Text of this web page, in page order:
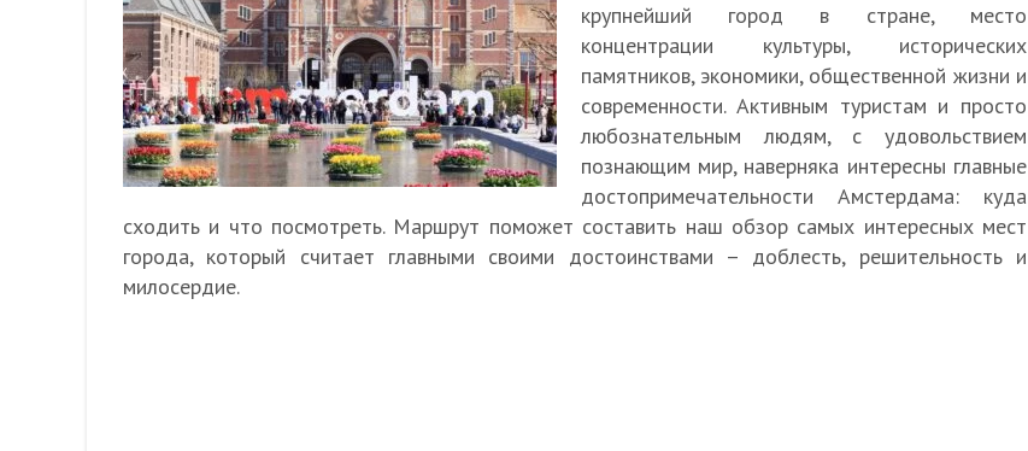
крупнейший город в стране, место
концентрации культуры, исторических
памятников, экономики, общественной жизни и
современности. Активным туристам и просто
любознательным людям, с удовольствием
познающим мир, наверняка интересны главные
достопримечательности Амстердама: куда
сходить и что посмотреть. Маршрут поможет составить наш обзор самых интересных мест
города, который считает главными своими достоинствами – доблесть, решительность и
милосердие.